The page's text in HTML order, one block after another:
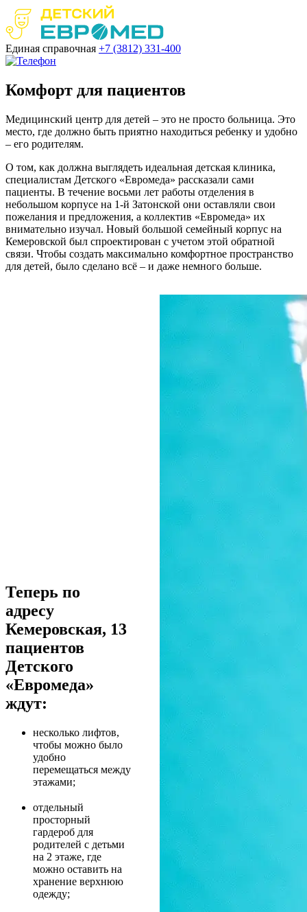
Единая справочная +7 (3812) 331-400
Комфорт для пациентов
Медицинский центр для детей – это не просто больница. Это
место, где должно быть приятно находиться ребенку и удобно
– его родителям.
О том, как должна выглядеть идеальная детская клиника,
специалистам Детского «Евромеда» рассказали сами
пациенты. В течение восьми лет работы отделения в
небольшом корпусе на 1-й Затонской они оставляли свои
пожелания и предложения, а коллектив «Евромеда» их
внимательно изучал. Новый большой семейный корпус на
Кемеровской был спроектирован с учетом этой обратной
связи. Чтобы создать максимально комфортное пространство
для детей, было сделано всё – и даже немного больше.
Теперь по
адресу
Кемеровская, 13
пациентов
Детского
«Евромеда»
ждут:
несколько лифтов,
чтобы можно было
удобно
перемещаться между
этажами;
отдельный
просторный
гардероб для
родителей с детьми
на 2 этаже, где
можно оставить на
хранение верхнюю
одежду;